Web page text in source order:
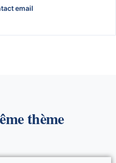
de poste ou absences
CDDemail
thème